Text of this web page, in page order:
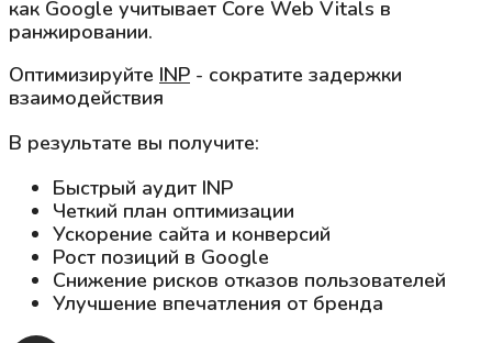
как Google учитывает Core Web Vitals в
ранжировании.
Оптимизируйте INP - сократите задержки
взаимодействия
В результате вы получите:
Быстрый аудит INP
Четкий план оптимизации
Ускорение сайта и конверсий
Рост позиций в Google
Снижение рисков отказов пользователей
Улучшение впечатления от бренда